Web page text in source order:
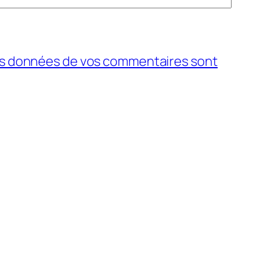
données de vos commentaires sont